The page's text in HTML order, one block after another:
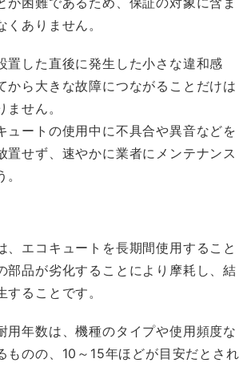
ありません。
置した直後に発生した小さな違和感
から大きな故障につながることだけは
せん。
ュートの使用中に不具合や異音などを
置せず、速やかに業者にメンテナンス
、エコキュートを長期間使用すること
部品が劣化することにより摩耗し、結
ることです。
用年数は、機種のタイプや使用頻度な
ものの、10～15年ほどが目安だとされ